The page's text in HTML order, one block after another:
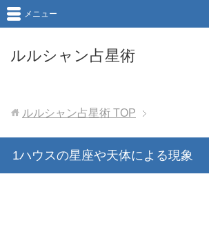
ルルシャン占星術
メニュー
ルルシャン占星術 TOP
1ハウスの星座や天体による現象